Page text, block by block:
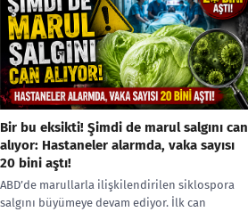
Bir bu eksikti! Şimdi de marul salgını can
alıyor: Hastaneler alarmda, vaka sayısı
20 bini aştı!
ABD’de marullarla ilişkilendirilen siklospora
salgını büyümeye devam ediyor. İlk can